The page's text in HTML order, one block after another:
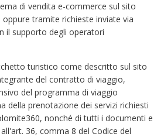
di vendita e-commerce sul sito
tramite richieste inviate via
il supporto degli operatori
turistico come descritto sul sito
del contratto di viaggio,
del programma di viaggio
della prenotazione dei servizi richiesti
nonché di tutti i documenti e
36, comma 8 del Codice del